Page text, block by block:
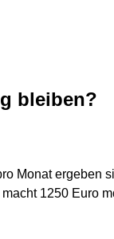
bleiben?
Monat ergeben
1250 Euro